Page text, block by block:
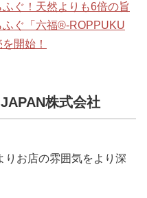
ぐ！天然よりも6倍の旨
ぐ「六福®-ROPPUKU
開始！
株式会社
りお店の雰囲気をより深